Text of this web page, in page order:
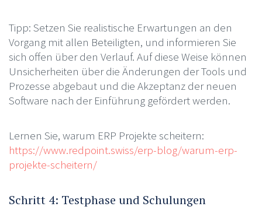
Tipp: Setzen Sie realistische Erwartungen an den
Vorgang mit allen Beteiligten, und informieren Sie
sich offen über den Verlauf. Auf diese Weise können
Unsicherheiten über die Änderungen der Tools und
Prozesse abgebaut und die Akzeptanz der neuen
Software nach der Einführung gefördert werden.
Lernen Sie, warum ERP Projekte scheitern:
https://www.redpoint.swiss/erp-blog/warum-erp-
projekte-scheitern/
Schritt 4: Testphase und Schulungen